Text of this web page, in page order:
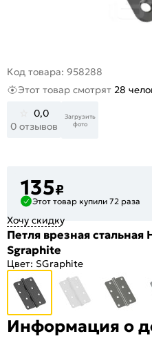
Код товара: 958288
Этот товар смотрят 28
0,0
0 отзывов
Загрузить
фото
135₽
Этот товар купили 72 раза
Хочу скидку
Петля врезная стальная
Sgraphite
Цвет: SGraphite
Информация о